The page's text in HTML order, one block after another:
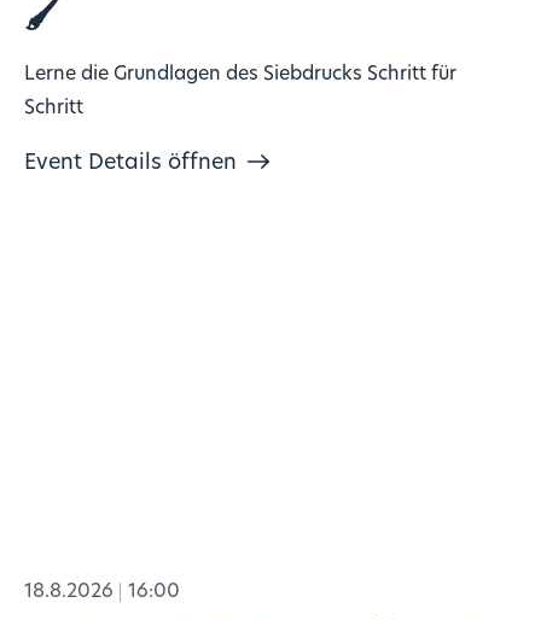
🖌️
Lerne die Grundlagen des Siebdrucks Schritt für
Schritt
Event Details öffnen
18.8.2026 16:00